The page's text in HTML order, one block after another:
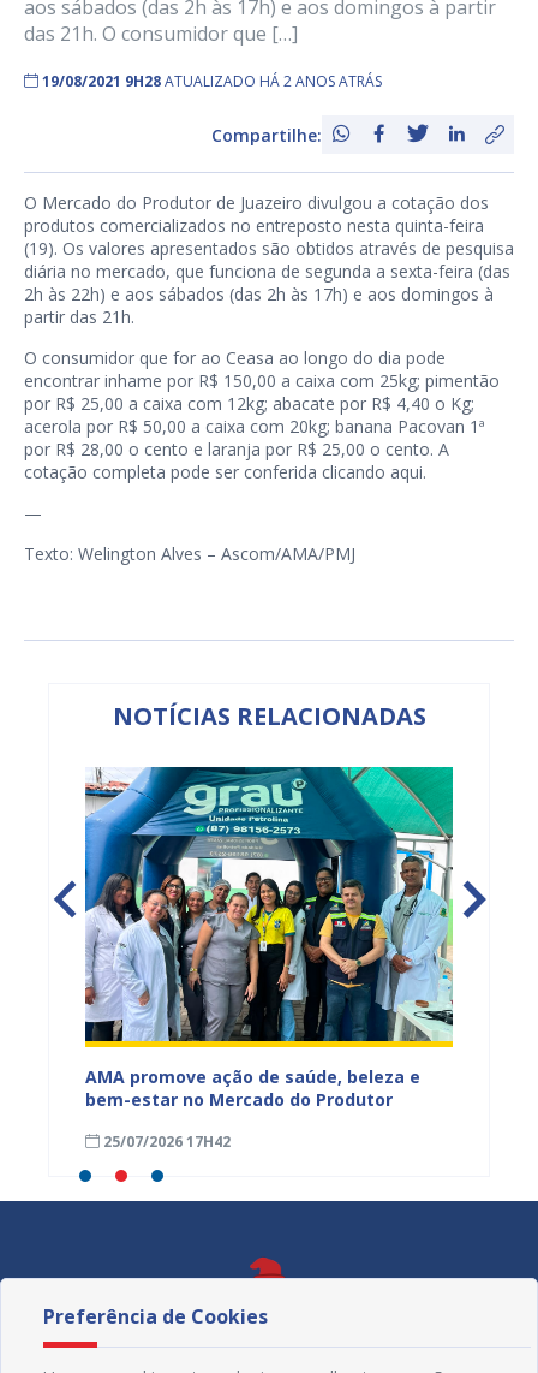
aos sábados (das 2h às 17h) e aos domingos à partir
das 21h. O consumidor que […]
19/08/2021 9H28ATUALIZADO HÁ 2 ANOS ATRÁS
Compartilhe:
O Mercado do Produtor de Juazeiro divulgou a cotação dos
produtos comercializados no entreposto nesta quinta-feira
(19). Os valores apresentados são obtidos através de pesquisa
diária no mercado, que funciona de segunda a sexta-feira (das
2h às 22h) e aos sábados (das 2h às 17h) e aos domingos à
partir das 21h.
O consumidor que for ao Ceasa ao longo do dia pode
encontrar inhame por R$ 150,00 a caixa com 25kg; pimentão
por R$ 25,00 a caixa com 12kg; abacate por R$ 4,40 o Kg;
acerola por R$ 50,00 a caixa com 20kg; banana Pacovan 1ª
por R$ 28,00 o cento e laranja por R$ 25,00 o cento. A
cotação completa pode ser conferida clicando aqui.
—
Texto: Welington Alves – Ascom/AMA/PMJ
NOTÍCIAS RELACIONADAS
AMA promove ação de saúde, beleza e
bem-estar no Mercado do Produtor
25/07/2026 17H42
Preferência de Cookies